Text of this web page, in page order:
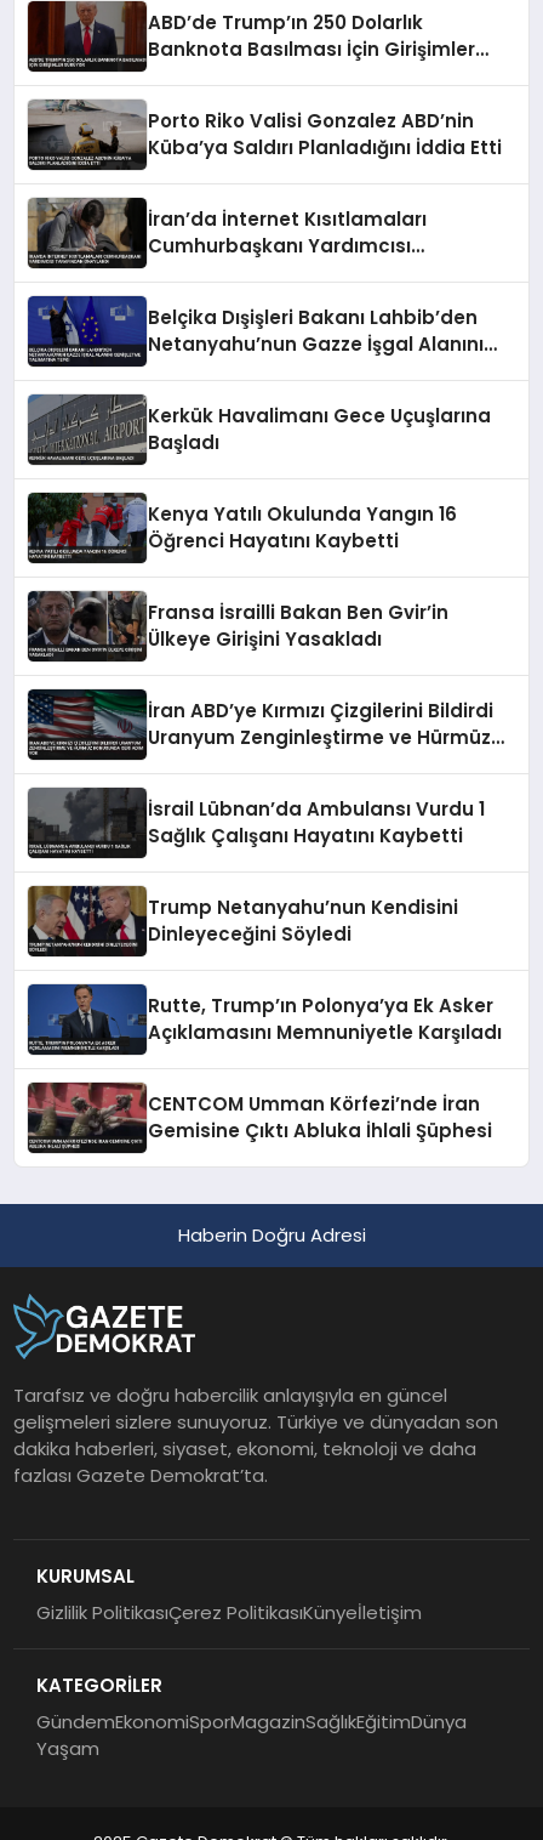
ABD’de Trump’ın 250 Dolarlık
Banknota Basılması İçin Girişimler
Porto Riko Valisi Gonzalez ABD’nin
Küba’ya Saldırı Planladığını İddia Etti
İran’da İnternet Kısıtlamaları
Cumhurbaşkanı Yardımcısı
Belçika Dışişleri Bakanı Lahbib’den
Netanyahu’nun Gazze İşgal Alanını
Kerkük Havalimanı Gece Uçuşlarına
Başladı
Kenya Yatılı Okulunda Yangın 16
Öğrenci Hayatını Kaybetti
Fransa İsrailli Bakan Ben Gvir’in
Ülkeye Girişini Yasakladı
İran ABD’ye Kırmızı Çizgilerini Bildirdi
Uranyum Zenginleştirme ve Hürmüz
İsrail Lübnan’da Ambulansı Vurdu 1
Sağlık Çalışanı Hayatını Kaybetti
Trump Netanyahu’nun Kendisini
Dinleyeceğini Söyledi
Rutte, Trump’ın Polonya’ya Ek Asker
Açıklamasını Memnuniyetle Karşıladı
CENTCOM Umman Körfezi’nde İran
Gemisine Çıktı Abluka İhlali Şüphesi
Haberin Doğru Adresi
Tarafsız ve doğru habercilik anlayışıyla en güncel
gelişmeleri sizlere sunuyoruz. Türkiye ve dünyadan son
dakika haberleri, siyaset, ekonomi, teknoloji ve daha
fazlası Gazete Demokrat’ta.
KURUMSAL
Gizlilik PolitikasıÇerez PolitikasıKünyeİletişim
KATEGORİLER
GündemEkonomiSporMagazinSağlıkEğitimDünya
Yaşam